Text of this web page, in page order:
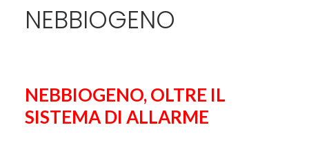
NEBBIOGENO
NEBBIOGENO, OLTRE IL
SISTEMA DI ALLARME